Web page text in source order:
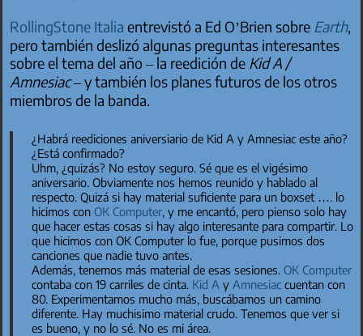
RollingStone Italia entrevistó a Ed O’Brien sobre Earth,
pero también deslizó algunas preguntas interesantes
sobre el tema del año – la reedición de Kid A /
Amnesiac– y también los planes futuros de los otros
miembros de la banda.
¿Habrá reediciones aniversiario de Kid A y Amnesiaceste año?
¿Está confirmado?
Uhm, ¿quizás? No estoy seguro. Sé que es el vigésimo
aniversario. Obviamente nos hemos reunido y hablado al
respecto. Quizá si hay material suficiente para un boxset …. lo
hicimos con OK Computer, y me encantó, pero pienso solo hay
que hacer estas cosas si hay algo interesante para compartir. Lo
que hicimos con OK Computerlo fue, porque pusimos dos
canciones que nadie tuvo antes.
Además, tenemos más material de esas sesiones. OK Computer
contaba con 19 carriles de cinta. Kid A y Amnesiaccuentan con
80. Experimentamos mucho más, buscábamos un camino
diferente. Hay muchisimo material crudo. Tenemos que ver si
es bueno, y no lo sé. No es mi área.